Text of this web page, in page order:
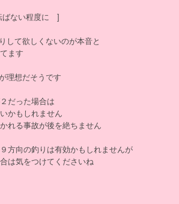
ばない程度に ]
して欲しくないのが本音と
ます
理想だそうです
だった場合は
かもしれません
れる事故が後を絶ちません
方向の釣りは有効かもしれませんが
は気をつけてくださいね